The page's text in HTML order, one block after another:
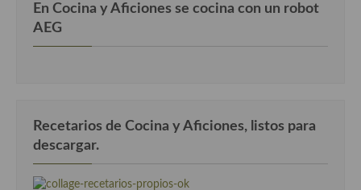
En Cocina y Aficiones se cocina con un robot
AEG
Recetarios de Cocina y Aficiones, listos para
descargar.